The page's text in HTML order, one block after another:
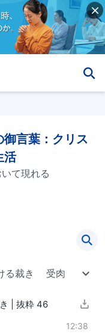
御言葉：クリス
活
て現れる
る裁き 受肉 神の
| 抜粋 46
12:38